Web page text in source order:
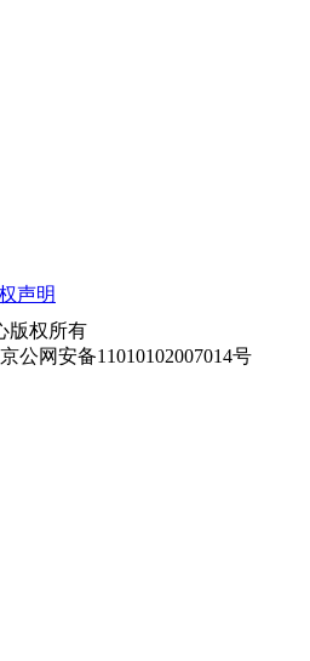
声明
版权所有
京公网安备11010102007014号